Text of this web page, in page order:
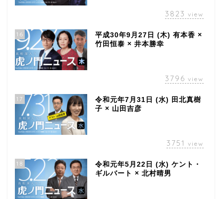
3823 view
16
平成30年9月27日 (木) 有本香 ×
竹田恒泰 × 井本勝幸
3796 view
17
令和元年7月31日 (水) 田北真樹
子 × 山田吉彦
3751 view
18
令和元年5月22日 (水) ケント・
ギルバート × 北村晴男